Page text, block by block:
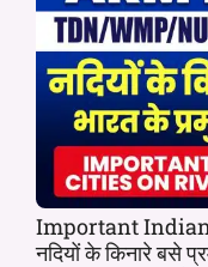
Important
नदियों के किनारे बसे